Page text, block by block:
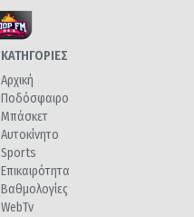
ΚΑΤΗΓΟΡΙΕΣ
Αρχική
Ποδόσφαιρο
Μπάσκετ
Αυτοκίνητο
Sports
Επικαιρότητα
Βαθμολογίες
WebTv